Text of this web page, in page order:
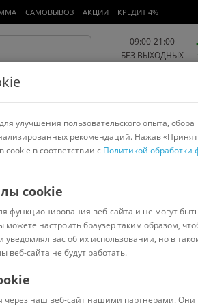
САМОВЫВОЗ АКЦИИ КРЕДИТ 4%
09:00-21:00
БЕЗ ВЫХОДНЫХ
мото Детям и мамам Красота и
спорт
> REXANT
Код: 525110
улучшения пользовательского опыта, сбора
рекомендаций. Нажав
cookie в соответствии с Политикой обработки
cookie
функционирования веб-сайта и не могут
настроить браузер таким образом,
вас об их использовании, но в
веб-сайта не будут работать.
через наш веб-сайт нашими партнерами. Они